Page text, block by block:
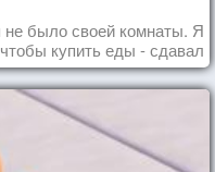
не было своей комнаты. Я
купить еды - сдавал
колы"